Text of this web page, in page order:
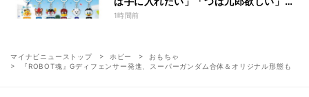
話題
1時間前
マイナビニューストップ ホビー
おもちゃ
『ROBOT魂』Gディフェンサー発進、スーパーガンダム合体＆オリジナル形態も